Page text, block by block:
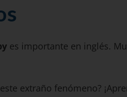
es importante en inglés.
extraño fenómeno?